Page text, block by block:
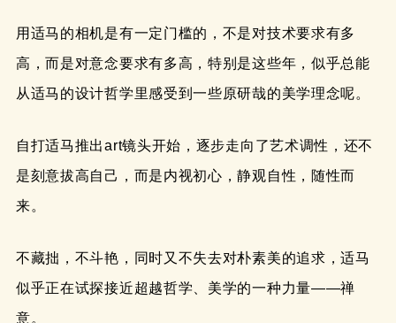
用适马的相机是有一定门槛的，不是对技术要求有多
高，而是对意念要求有多高，特别是这些年，似乎总能
从适马的设计哲学里感受到一些原研哉的美学理念呢。
自打适马推出art镜头开始，逐步走向了艺术调性，还不
是刻意拔高自己，而是内视初心，静观自性，随性而
来。
不藏拙，不斗艳，同时又不失去对朴素美的追求，适马
似乎正在试探接近超越哲学、美学的一种力量——禅
意。